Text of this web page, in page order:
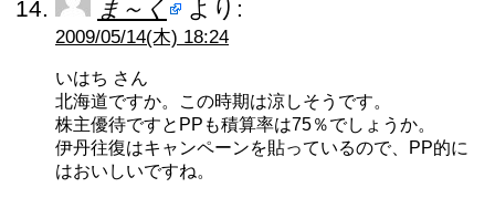
ま～く より:
2009/05/14(木) 18:24
いはち さん
北海道ですか。この時期は涼しそうです。
株主優待ですとPPも積算率は75％でしょうか。
伊丹往復はキャンペーンを貼っているので、PP的に
はおいしいですね。